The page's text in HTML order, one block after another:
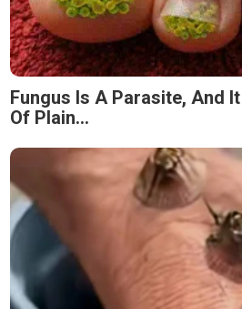
Fungus Is A Parasite, And
Of Plain...